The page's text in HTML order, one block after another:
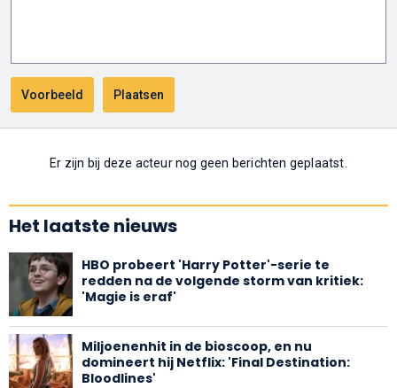
Er zijn bij deze acteur nog geen berichten geplaatst.
Het laatste nieuws
HBO probeert 'Harry Potter'-serie te
redden na de volgende storm van kritiek:
'Magie is eraf'
Miljoenenhit in de bioscoop, en nu
domineert hij Netflix: 'Final Destination:
Bloodlines'